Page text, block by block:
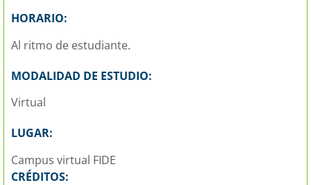
HORARIO:
Al ritmo de estudiante.
MODALIDAD DE ESTUDIO:
Virtual
LUGAR:
Campus virtual FIDE
CRÉDITOS: